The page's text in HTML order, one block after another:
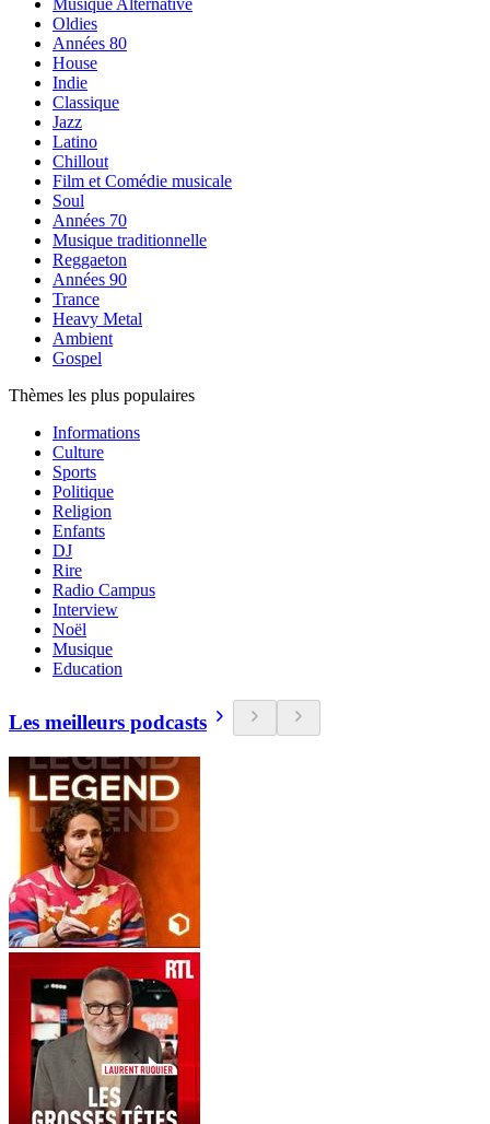
Musique Alternative
Oldies
Années 80
House
Indie
Classique
Jazz
Latino
Chillout
Film et Comédie musicale
Soul
Années 70
Musique traditionnelle
Reggaeton
Années 90
Trance
Heavy Metal
Ambient
Gospel
Thèmes les plus populaires
Informations
Culture
Sports
Politique
Religion
Enfants
DJ
Rire
Radio Campus
Interview
Noël
Musique
Education
Les meilleurs podcasts